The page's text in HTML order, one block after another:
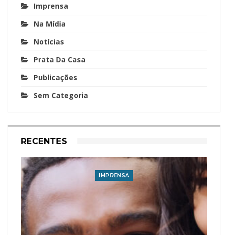
Imprensa
Na Mídia
Notícias
Prata Da Casa
Publicações
Sem Categoria
RECENTES
IMPRENSA